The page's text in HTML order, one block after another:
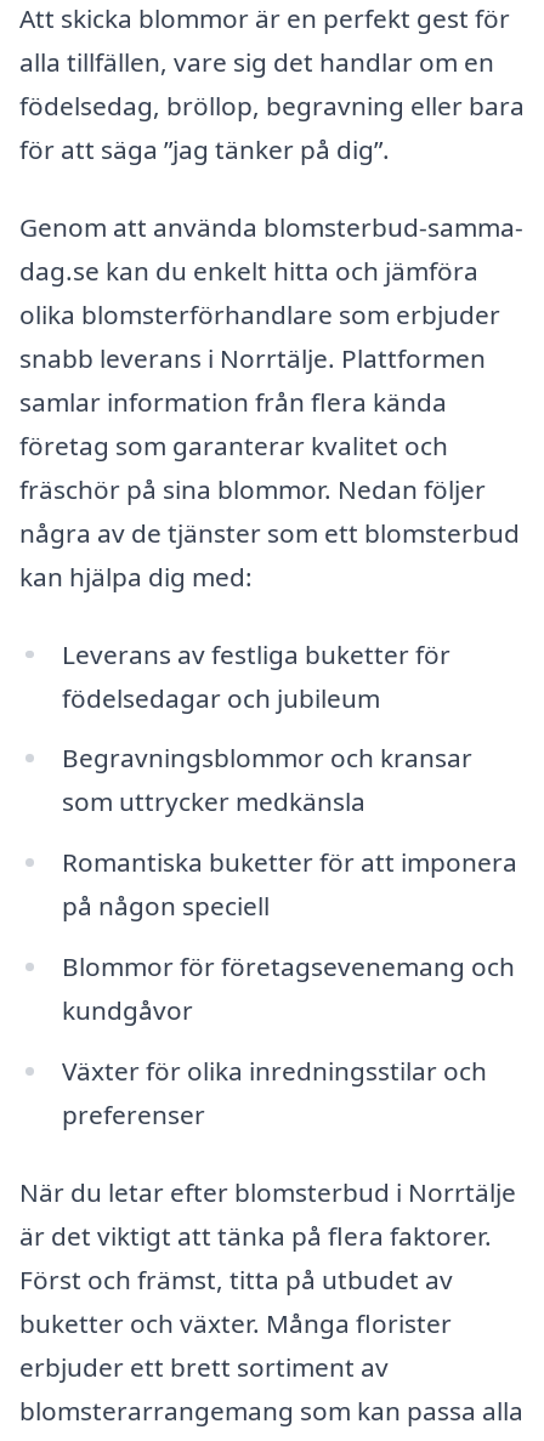
Att skicka blommor är en perfekt gest för
alla tillfällen, vare sig det handlar om en
födelsedag, bröllop, begravning eller bara
för att säga ”jag tänker på dig”.
Genom att använda blomsterbud-samma-
dag.se kan du enkelt hitta och jämföra
olika blomsterförhandlare som erbjuder
snabb leverans i Norrtälje. Plattformen
samlar information från flera kända
företag som garanterar kvalitet och
fräschör på sina blommor. Nedan följer
några av de tjänster som ett blomsterbud
kan hjälpa dig med:
Leverans av festliga buketter för
födelsedagar och jubileum
Begravningsblommor och kransar
som uttrycker medkänsla
Romantiska buketter för att imponera
på någon speciell
Blommor för företagsevenemang och
kundgåvor
Växter för olika inredningsstilar och
preferenser
När du letar efter blomsterbud i Norrtälje
är det viktigt att tänka på flera faktorer.
Först och främst, titta på utbudet av
buketter och växter. Många florister
erbjuder ett brett sortiment av
blomsterarrangemang som kan passa alla